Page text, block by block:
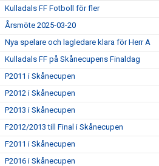
Kulladals FF Fotboll för fler
Årsmöte 2025-03-20
Nya spelare och lagledare klara för Herr A
Kulladals FF på Skånecupens Finaldag
P2011 i Skånecupen
P2012 i Skånecupen
P2013 i Skånecupen
F2012/2013 till Final i Skånecupen
F2011 i Skånecupen
P2016 i Skånecupen